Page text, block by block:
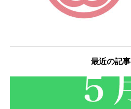
最近の記事